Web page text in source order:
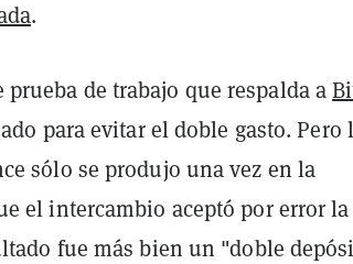
.
prueba de trabajo que respalda a
para evitar el doble gasto. Pero
sólo se produjo una vez en la
el intercambio aceptó por error la
fue más bien un "doble